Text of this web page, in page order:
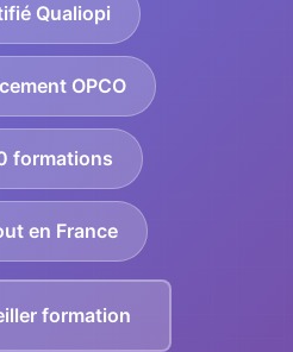
Qualiopi
OPCO
formations
en France
formation